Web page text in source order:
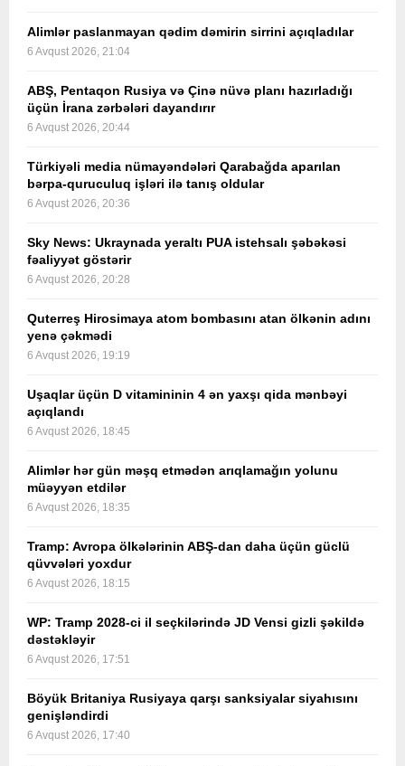
Alimlər paslanmayan qədim dəmirin sirrini açıqladılar
6 Avqust 2026, 21:04
ABŞ, Pentaqon Rusiya və Çinə nüvə planı hazırladığı
üçün İrana zərbələri dayandırır
6 Avqust 2026, 20:44
Türkiyəli media nümayəndələri Qarabağda aparılan
bərpa-quruculuq işləri ilə tanış oldular
6 Avqust 2026, 20:36
Sky News: Ukraynada yeraltı PUA istehsalı şəbəkəsi
fəaliyyət göstərir
6 Avqust 2026, 20:28
Quterreş Hirosimaya atom bombasını atan ölkənin adını
yenə çəkmədi
6 Avqust 2026, 19:19
Uşaqlar üçün D vitamininin 4 ən yaxşı qida mənbəyi
açıqlandı
6 Avqust 2026, 18:45
Alimlər hər gün məşq etmədən arıqlamağın yolunu
müəyyən etdilər
6 Avqust 2026, 18:35
Tramp: Avropa ölkələrinin ABŞ-dan daha üçün güclü
qüvvələri yoxdur
6 Avqust 2026, 18:15
WP: Tramp 2028-ci il seçkilərində JD Vensi gizli şəkildə
dəstəkləyir
6 Avqust 2026, 17:51
Böyük Britaniya Rusiyaya qarşı sanksiyalar siyahısını
genişləndirdi
6 Avqust 2026, 17:40